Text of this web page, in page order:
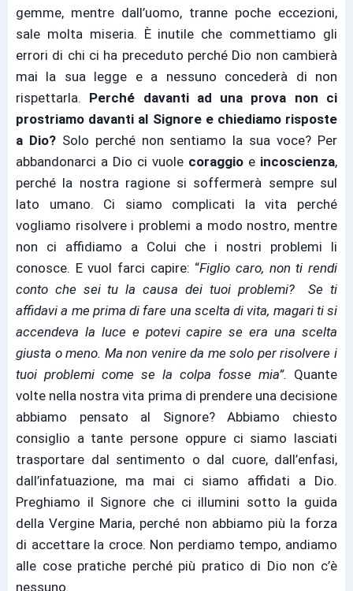
gemme, mentre dall’uomo, tranne poche eccezioni,
sale molta miseria. È inutile che commettiamo gli
errori di chi ci ha preceduto perché Dio non cambierà
mai la sua legge e a nessuno concederà di non
rispettarla. Perché davanti ad una prova non ci
prostriamo davanti al Signore e chiediamo risposte
a Dio?Solo perché non sentiamo la sua voce? Per
abbandonarci a Dio ci vuole coraggio e incoscienza,
perché la nostra ragione si soffermerà sempre sul
lato umano. Ci siamo complicati la vita perché
vogliamo risolvere i problemi a modo nostro, mentre
non ci affidiamo a Colui che i nostri problemi li
conosce. E vuol farci capire: “Figlio caro, non ti rendi
conto che sei tu la causa dei tuoi problemi? Se ti
affidavi a me prima di fare una scelta di vita, magari ti si
accendeva la luce e potevi capire se era una scelta
giusta o meno. Ma non venire da me solo per risolvere i
tuoi problemi come se la colpa fosse mia”. Quante
volte nella nostra vita prima di prendere una decisione
abbiamo pensato al Signore? Abbiamo chiesto
consiglio a tante persone oppure ci siamo lasciati
trasportare dal sentimento o dal cuore, dall’enfasi,
dall’infatuazione, ma mai ci siamo affidati a Dio.
Preghiamo il Signore che ci illumini sotto la guida
della Vergine Maria, perché non abbiamo più la forza
di accettare la croce. Non perdiamo tempo, andiamo
alle cose pratiche perché più pratico di Dio non c’è
nessuno.